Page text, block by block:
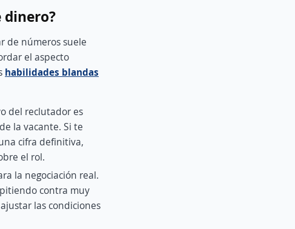
dinero?
de números suele
el aspecto
habilidades blandas
del reclutador es
la vacante. Si te
cifra definitiva,
el rol.
la negociación real.
contra muy
las condiciones